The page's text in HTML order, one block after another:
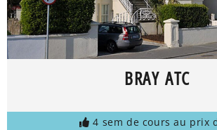
BRAY ATC
4 sem de cours au prix